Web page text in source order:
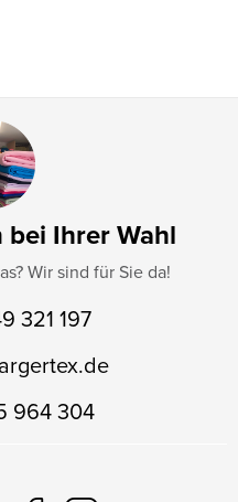
Ihrer Wahl
Wir sind für Sie da!
321 197
964 304